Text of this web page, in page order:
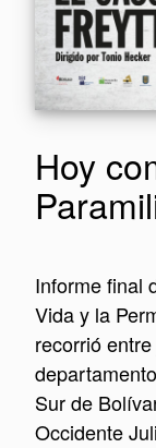
Hoy
Informe final
Vida y la
recorrió
Sur de
Occidente